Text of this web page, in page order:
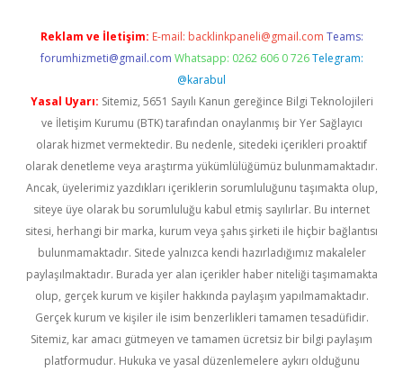
Reklam ve İletişim: E-mail: backlinkpaneli@gmail.com Teams:
forumhizmeti@gmail.com Whatsapp: 0262 606 0 726 Telegram:
@karabul
Yasal Uyarı: Sitemiz, 5651 Sayılı Kanun gereğince Bilgi Teknolojileri
ve İletişim Kurumu (BTK) tarafından onaylanmış bir Yer Sağlayıcı
olarak hizmet vermektedir. Bu nedenle, sitedeki içerikleri proaktif
olarak denetleme veya araştırma yükümlülüğümüz bulunmamaktadır.
Ancak, üyelerimiz yazdıkları içeriklerin sorumluluğunu taşımakta olup,
siteye üye olarak bu sorumluluğu kabul etmiş sayılırlar. Bu internet
sitesi, herhangi bir marka, kurum veya şahıs şirketi ile hiçbir bağlantısı
bulunmamaktadır. Sitede yalnızca kendi hazırladığımız makaleler
paylaşılmaktadır. Burada yer alan içerikler haber niteliği taşımamakta
olup, gerçek kurum ve kişiler hakkında paylaşım yapılmamaktadır.
Gerçek kurum ve kişiler ile isim benzerlikleri tamamen tesadüfidir.
Sitemiz, kar amacı gütmeyen ve tamamen ücretsiz bir bilgi paylaşım
platformudur. Hukuka ve yasal düzenlemelere aykırı olduğunu